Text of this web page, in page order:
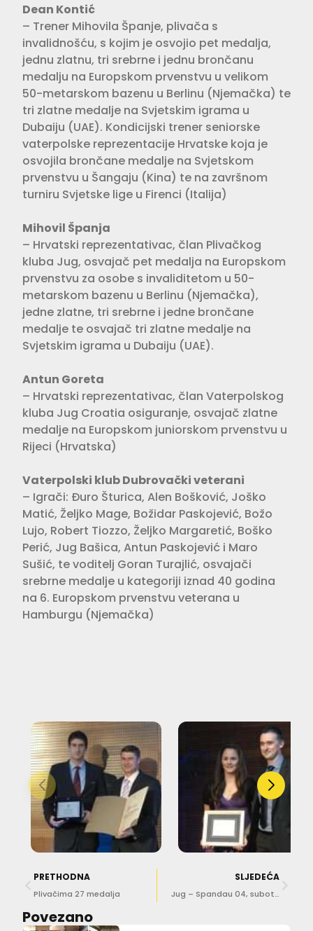
Dean Kontić
– Trener Mihovila Španje, plivača s
invalidnošću, s kojim je osvojio pet medalja,
jednu zlatnu, tri srebrne i jednu brončanu
medalju na Europskom prvenstvu u velikom
50-metarskom bazenu u Berlinu (Njemačka) te
tri zlatne medalje na Svjetskim igrama u
Dubaiju (UAE). Kondicijski trener seniorske
vaterpolske reprezentacije Hrvatske koja je
osvojila brončane medalje na Svjetskom
prvenstvu u Šangaju (Kina) te na završnom
turniru Svjetske lige u Firenci (Italija)
Mihovil Španja
– Hrvatski reprezentativac, član Plivačkog
kluba Jug, osvajač pet medalja na Europskom
prvenstvu za osobe s invaliditetom u 50-
metarskom bazenu u Berlinu (Njemačka),
jedne zlatne, tri srebrne i jedne brončane
medalje te osvajač tri zlatne medalje na
Svjetskim igrama u Dubaiju (UAE).
Antun Goreta
– Hrvatski reprezentativac, član Vaterpolskog
kluba Jug Croatia osiguranje, osvajač zlatne
medalje na Europskom juniorskom prvenstvu u
Rijeci (Hrvatska)
Vaterpolski klub Dubrovački veterani
– Igrači: Đuro Šturica, Alen Bošković, Joško
Matić, Željko Mage, Božidar Paskojević, Božo
Lujo, Robert Tiozzo, Željko Margaretić, Boško
Perić, Jug Bašica, Antun Paskojević i Maro
Sušić, te voditelj Goran Turajlić, osvajači
srebrne medalje u kategoriji iznad 40 godina
na 6. Europskom prvenstvu veterana u
Hamburgu (Njemačka)
PRETHODNA
Plivačima 27 medalja
SLJEDEĆA
Jug – Spandau 04, subota u 18 sati
Povezano